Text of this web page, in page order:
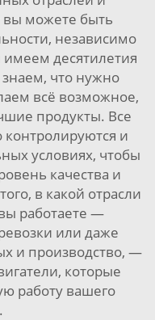
можете быть
независимо
десятилетия
что нужно
всё возможное,
продукты. Все
и
условиях, чтобы
качества и
в какой отрасли
работаете —
или даже
и производство, —
которые
работу вашего